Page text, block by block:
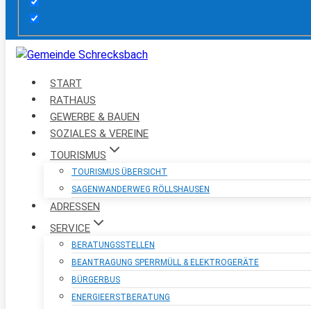
START
RATHAUS
GEWERBE & BAUEN
SOZIALES & VEREINE
TOURISMUS
TOURISMUS ÜBERSICHT
SAGENWANDERWEG RÖLLSHAUSEN
ADRESSEN
SERVICE
BERATUNGSSTELLEN
BEANTRAGUNG SPERRMÜLL & ELEKTROGERÄTE
BÜRGERBUS
ENERGIEERSTBERATUNG